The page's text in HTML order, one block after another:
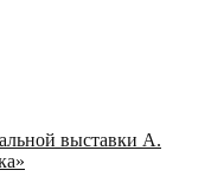
выставки А.